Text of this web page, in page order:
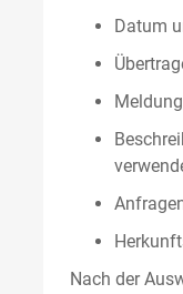
Datum
Nach der